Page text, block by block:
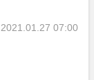
2021.01.27 07:00